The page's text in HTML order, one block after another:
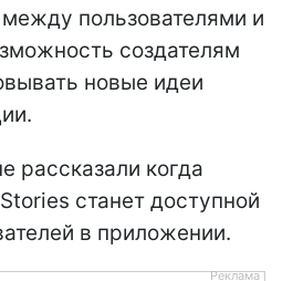
пользователями и
создателям
новые идеи
рассказали когда
станет доступной
в приложении.